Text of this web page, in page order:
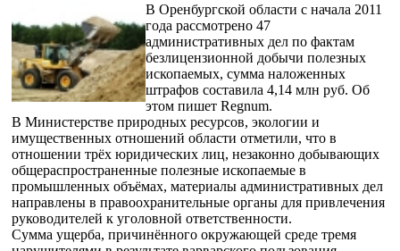
В Оренбургской области с начала 2011
года рассмотрено 47
административных дел по фактам
безлицензионной добычи полезных
ископаемых, сумма наложенных
штрафов составила 4,14 млн руб. Об
этом пишет Regnum.
В Министерстве природных ресурсов, экологии и
имущественных отношений области отметили, что в
отношении трёх юридических лиц, незаконно добывающих
общераспространенные полезные ископаемые в
промышленных объёмах, материалы административных дел
направлены в правоохранительные органы для привлечения
руководителей к уголовной ответственности.
Сумма ущерба, причинённого окружающей среде тремя